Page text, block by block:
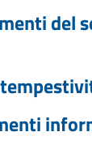
del